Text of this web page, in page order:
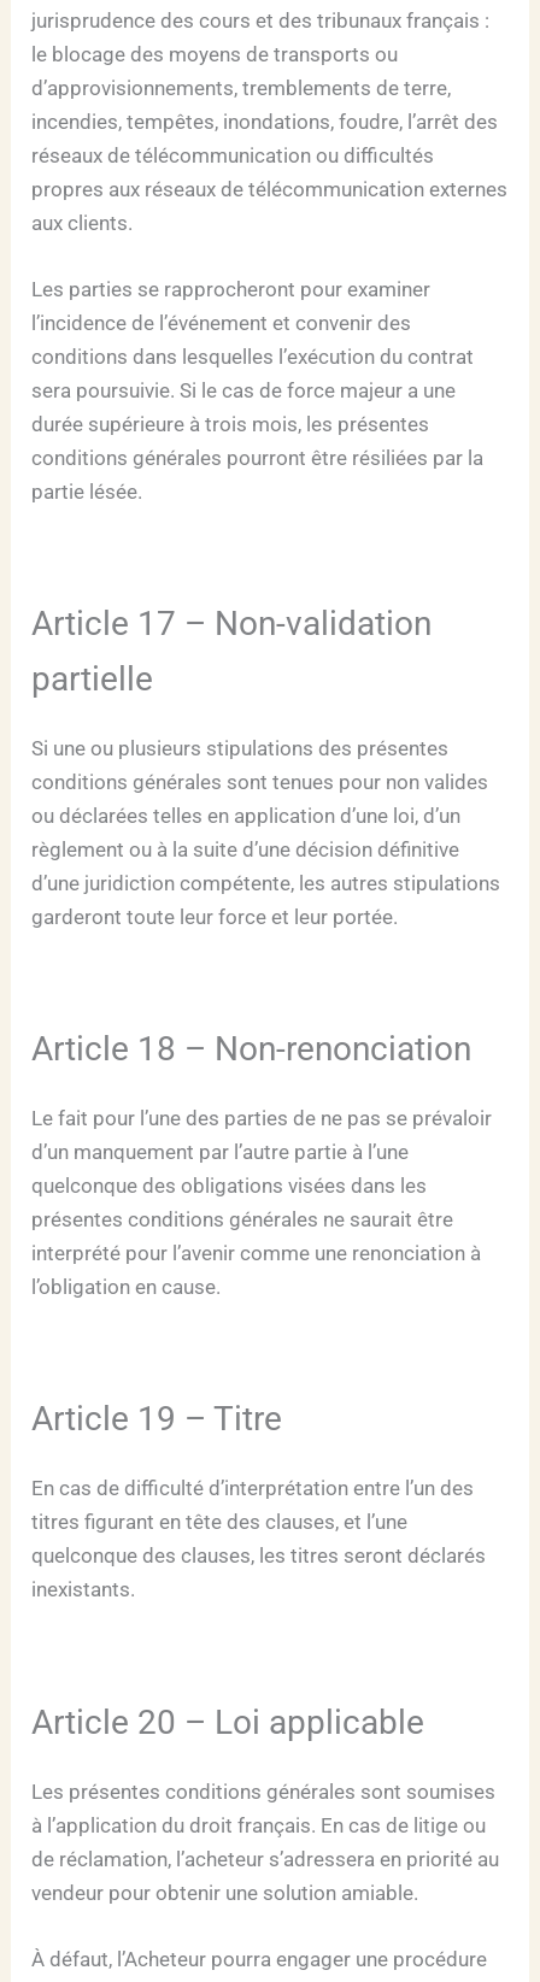
jurisprudence des cours et des tribunaux français :
le blocage des moyens de transports ou
d’approvisionnements, tremblements de terre,
incendies, tempêtes, inondations, foudre, l’arrêt des
réseaux de télécommunication ou difficultés
propres aux réseaux de télécommunication externes
aux clients.
Les parties se rapprocheront pour examiner
l’incidence de l’événement et convenir des
conditions dans lesquelles l’exécution du contrat
sera poursuivie. Si le cas de force majeur a une
durée supérieure à trois mois, les présentes
conditions générales pourront être résiliées par la
partie lésée.
Article 17 – Non-validation
partielle
Si une ou plusieurs stipulations des présentes
conditions générales sont tenues pour non valides
ou déclarées telles en application d’une loi, d’un
règlement ou à la suite d’une décision définitive
d’une juridiction compétente, les autres stipulations
garderont toute leur force et leur portée.
Article 18 – Non-renonciation
Le fait pour l’une des parties de ne pas se prévaloir
d’un manquement par l’autre partie à l’une
quelconque des obligations visées dans les
présentes conditions générales ne saurait être
interprété pour l’avenir comme une renonciation à
l’obligation en cause.
Article 19 – Titre
En cas de difficulté d’interprétation entre l’un des
titres figurant en tête des clauses, et l’une
quelconque des clauses, les titres seront déclarés
inexistants.
Article 20 – Loi applicable
Les présentes conditions générales sont soumises
à l’application du droit français. En cas de litige ou
de réclamation, l’acheteur s’adressera en priorité au
vendeur pour obtenir une solution amiable.
À défaut, l’Acheteur pourra engager une procédure